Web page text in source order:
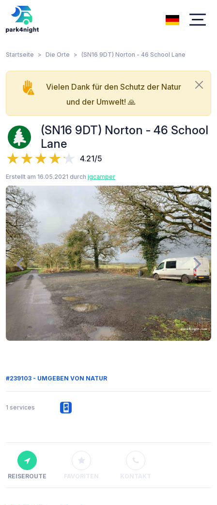
Startseite Die Orte (SN16 9DT) Norton - 46 School Lane
Vielen Dank für den Schutz der Natur
und der Umwelt! 🙏
(SN16 9DT) Norton - 46 School
Lane
4.21/5
Erstellt am 16.05.2021 durch jgcamper
#239103 - UMGEBEN VON NATUR
1 services
REISEROUTE FAVORITEN KONTAKT